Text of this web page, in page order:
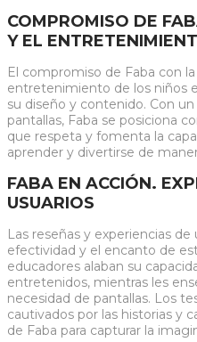
COMPROMISO DE
Y EL
El compromiso de Faba con
entretenimiento de los niños
su diseño y contenido. Con
pantallas, Faba se posiciona
que respeta y fomenta la
aprender y divertirse de
FABA EN ACCIÓN.
USUARIOS
Las reseñas y experiencias
efectividad y el encanto de
educadores alaban su
entretenidos, mientras les
necesidad de pantallas. Los
cautivados por las historias y
de Faba para capturar la